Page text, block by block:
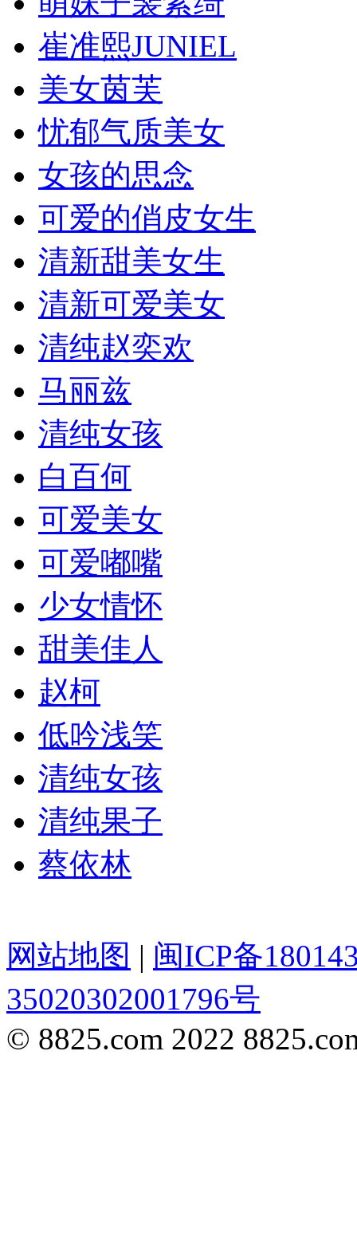
崔准熙JUNIEL
美女茵芙
忧郁气质美女
女孩的思念
可爱的俏皮女生
清新甜美女生
清新可爱美女
清纯赵奕欢
马丽兹
清纯女孩
白百何
可爱美女
可爱嘟嘴
少女情怀
甜美佳人
赵柯
低吟浅笑
清纯女孩
清纯果子
蔡依林
网站地图 | 闽ICP备
35020302001796号
© 8825.com 2022